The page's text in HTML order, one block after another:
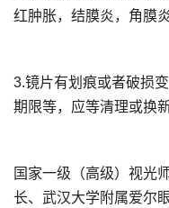
红肿胀，结膜炎，角膜
3.镜片有划痕或者破损
期限等，应等清理或换
国家一级（高级）视光
长、武汉大学附属爱尔